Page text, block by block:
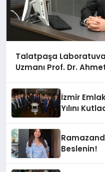
Talatpaşa
Uzmanı Prof. Dr.
İzmir
Yılını
Beslenin!